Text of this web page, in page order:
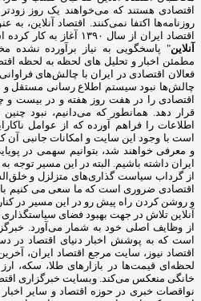
اقتصادی هستند که می‌خواهند یک روز
روزنامه‌ها اکتفا نمی‌کنند. اقتصاد آنلاین،
اقتصاد ایران از سال ۱۳۹۰ آغاز به کار کرده است. هدف ما از راه اندازی "
آنلاین" پاسخگویی به نیاز برآورده نشده
مطمئن اخبار و تحلیل های لحظه به لحظه
فعالان اقتصادی در ایران با چالش‌های
چالش‌ها نبود سیستم اطلاع رسانی مستقل و
اقتصادی را در هفت روز هفته و در بیست و
قرار دهد. همانطور که می‌دانیم، نبود
اطلاعات را فراهم آورده که از عوامل
است با وجود این سایت و امکانات جانبی
و معرفی خواهند شد، بتوانیم سهمی در
ایران داشته باشیم. البته در این مسیر توجه
از گرداب سیاست گذاری‌های متزلزل و
اقتصادی ضروری است که ما سعی می کنیم
و روشن کردن راه پیش رو در این مسیر در
آنلاین تلاش در جهت بهبود فضای
از وظایف اصلی خود به شمار می‌آورد.
است که به پوشش اخبار دنیای اقتصاد در
اقتصاد نیوز، سایت مرجع اقتصاد ایران،
لحظه‌ای قیمت‌ها در بازارهای طلا، سکه،
خانگی منعکس می‌کند. وبسایت خبرگزاری
نواقصات خبری در حوزه اقتصاد و سایر